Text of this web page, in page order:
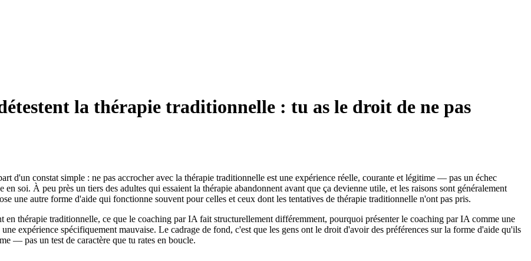
la thérapie traditionnelle : tu as le droit de ne pas
d'un constat simple : ne pas accrocher avec la thérapie traditionnelle est une expérience réelle, courante et légitime — pas un échec
soi. À peu près un tiers des adultes qui essaient la thérapie abandonnent avant que ça devienne utile, et les raisons sont généralement
une autre forme d'aide qui fonctionne souvent pour celles et ceux dont les tentatives de thérapie traditionnelle n'ont pas pris.
en thérapie traditionnelle, ce que le coaching par IA fait structurellement différemment, pourquoi présenter le coaching par IA comme une
expérience spécifiquement mauvaise. Le cadrage de fond, c'est que les gens ont le droit d'avoir des préférences sur la forme d'aide qu'ils
— pas un test de caractère que tu rates en boucle.